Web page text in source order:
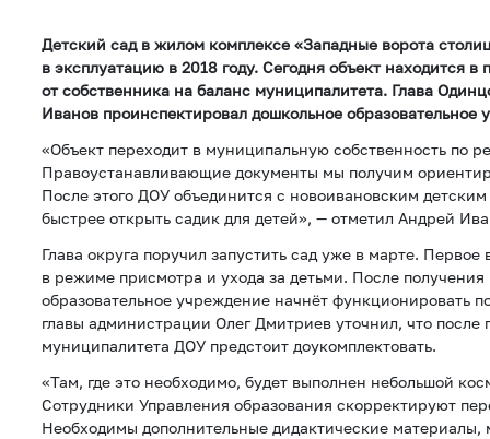
Детский сад в жилом комплексе «Западные ворота
в эксплуатацию в 2018 году. Сегодня объект находится в
от собственника на баланс муниципалитета. Глава
Иванов проинспектировал дошкольное образовательное
«Объект переходит в муниципальную собственность по
Правоустанавливающие документы мы получим
После этого ДОУ объединится с новоивановским
быстрее открыть садик для детей», — отметил Андрей
Глава округа поручил запустить сад уже в марте. Первое
в режиме присмотра и ухода за детьми. После
образовательное учреждение начнёт функционировать
главы администрации Олег Дмитриев уточнил, что после
муниципалитета ДОУ предстоит доукомплектовать.
«Там, где это необходимо, будет выполнен небольшой
Сотрудники Управления образования скорректируют
Необходимы дополнительные дидактические материалы,